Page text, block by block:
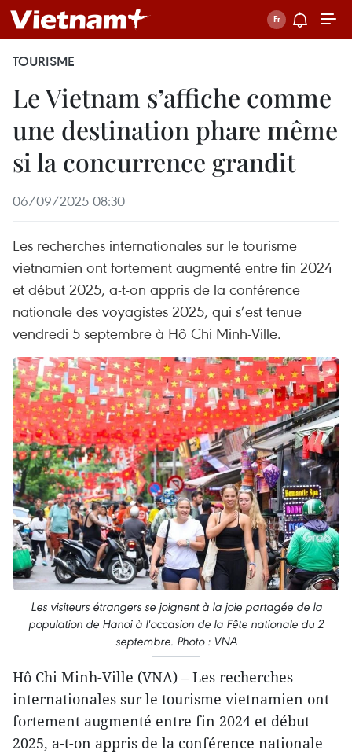
TOURISME
Le Vietnam s’affiche comme
une destination phare même
si la concurrence grandit
06/09/2025 08:30
Les recherches internationales sur le tourisme
vietnamien ont fortement augmenté entre fin 2024
et début 2025, a-t-on appris de la conférence
nationale des voyagistes 2025, qui s’est tenue
vendredi 5 septembre à Hô Chi Minh-Ville.
Les visiteurs étrangers se joignent à la joie partagée de la
population de Hanoi à l'occasion de la Fête nationale du 2
septembre. Photo : VNA
Hô Chi Minh-Ville (VNA) – Les recherches
internationales sur le tourisme vietnamien ont
fortement augmenté entre fin 2024 et début
2025, a-t-on appris de la conférence nationale